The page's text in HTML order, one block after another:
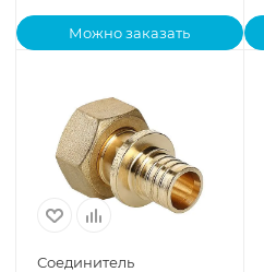
Можно заказать
Соединитель